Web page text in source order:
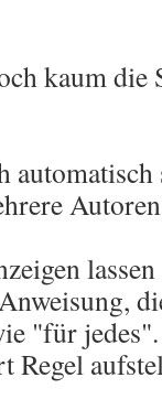
kaum die
"für